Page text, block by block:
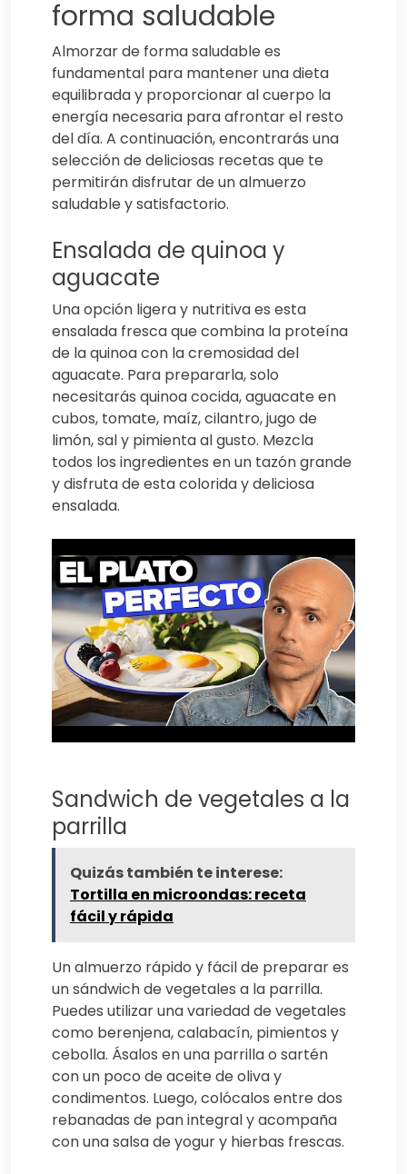
forma saludable
Almorzar de forma saludable es
fundamental para mantener una dieta
equilibrada y proporcionar al cuerpo la
energía necesaria para afrontar el resto
del día. A continuación, encontrarás una
selección de deliciosas recetas que te
permitirán disfrutar de un almuerzo
saludable y satisfactorio.
Ensalada de quinoa y
aguacate
Una opción ligera y nutritiva es esta
ensalada fresca que combina la proteína
de la quinoa con la cremosidad del
aguacate. Para prepararla, solo
necesitarás quinoa cocida, aguacate en
cubos, tomate, maíz, cilantro, jugo de
limón, sal y pimienta al gusto. Mezcla
todos los ingredientes en un tazón grande
y disfruta de esta colorida y deliciosa
ensalada.
Sandwich de vegetales a la
parrilla
Quizás también te interese:
Tortilla en microondas: receta
fácil y rápida
Un almuerzo rápido y fácil de preparar es
un sándwich de vegetales a la parrilla.
Puedes utilizar una variedad de vegetales
como berenjena, calabacín, pimientos y
cebolla. Ásalos en una parrilla o sartén
con un poco de aceite de oliva y
condimentos. Luego, colócalos entre dos
rebanadas de pan integral y acompaña
con una salsa de yogur y hierbas frescas.